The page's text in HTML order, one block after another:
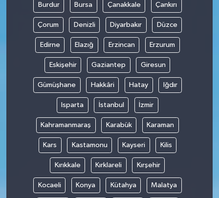
Burdur Bursa Çanakkale Çankırı
Çorum Denizli Diyarbakır Düzce
Edirne Elazığ Erzincan Erzurum
Eskişehir Gaziantep Giresun
Gümüşhane Hakkâri Hatay Iğdır
Isparta İstanbul İzmir
Kahramanmaraş Karabük Karaman
Kars Kastamonu Kayseri Kilis
Kırıkkale Kırklareli Kırşehir
Kocaeli Konya Kütahya Malatya